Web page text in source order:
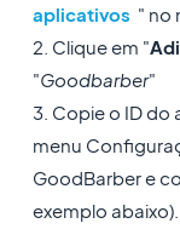
aplicativos " no
2. Clique em "
"Goodbarber"
3. Copie o ID do
menu
GoodBarber e
exemplo abaixo).